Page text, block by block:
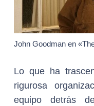
John Goodman en
Lo que ha
rigurosa
equipo detrás